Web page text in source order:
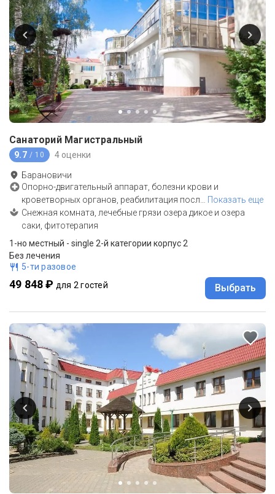
Санаторий Магистральный
9.7 / 10 4 оценки
Барановичи
Опорно-двигательный аппарат, болезни крови и
кроветворных органов, реабилитация посл… Показать еще
Снежная комната, лечебные грязи озера дикое и озера
саки, фитотерапия
1-но местный - single 2-й категории корпус 2
Без лечения
5-ти разовое
49 848 ₽ для 2 гостей Выбрать